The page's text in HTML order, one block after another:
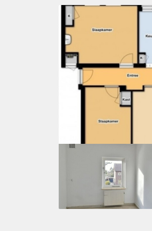
Huisdieren toegestaan:
Huurtoeslag grens: Nee
Geschikt voor studenten: